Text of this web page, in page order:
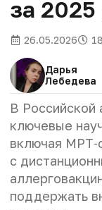
за 2025
26.05.2026
Дарья
Лебедева
В Российской
ключевые
включая
с
поддержать